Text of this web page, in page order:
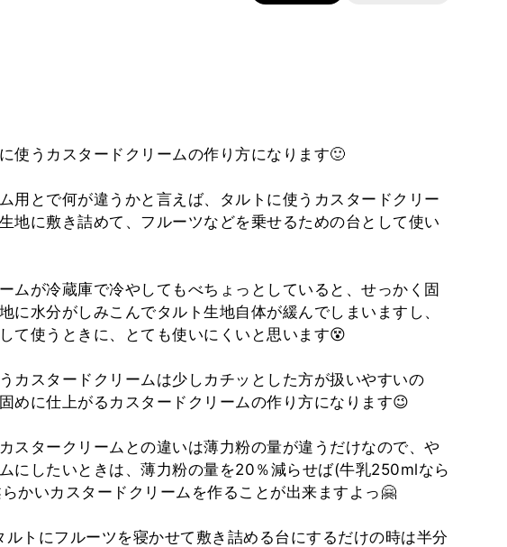
使うカスタードクリームの作り方になります🙂
用とで何が違うかと言えば、タルトに使うカスタードクリー
地に敷き詰めて、フルーツなどを乗せるための台として使い
ムが冷蔵庫で冷やしてもべちょっとしていると、せっかく固
に水分がしみこんでタルト生地自体が緩んでしまいますし、
て使うときに、とても使いにくいと思います😵
カスタードクリームは少しカチッとした方が扱いやすいの
めに仕上がるカスタードクリームの作り方になります😉
スタークリームとの違いは薄力粉の量が違うだけなので、や
にしたいときは、薄力粉の量を20％減らせば(牛乳250mlなら
かいカスタードクリームを作ることが出来ますよっ🤗
トにフルーツを寝かせて敷き詰める台にするだけの時は半分